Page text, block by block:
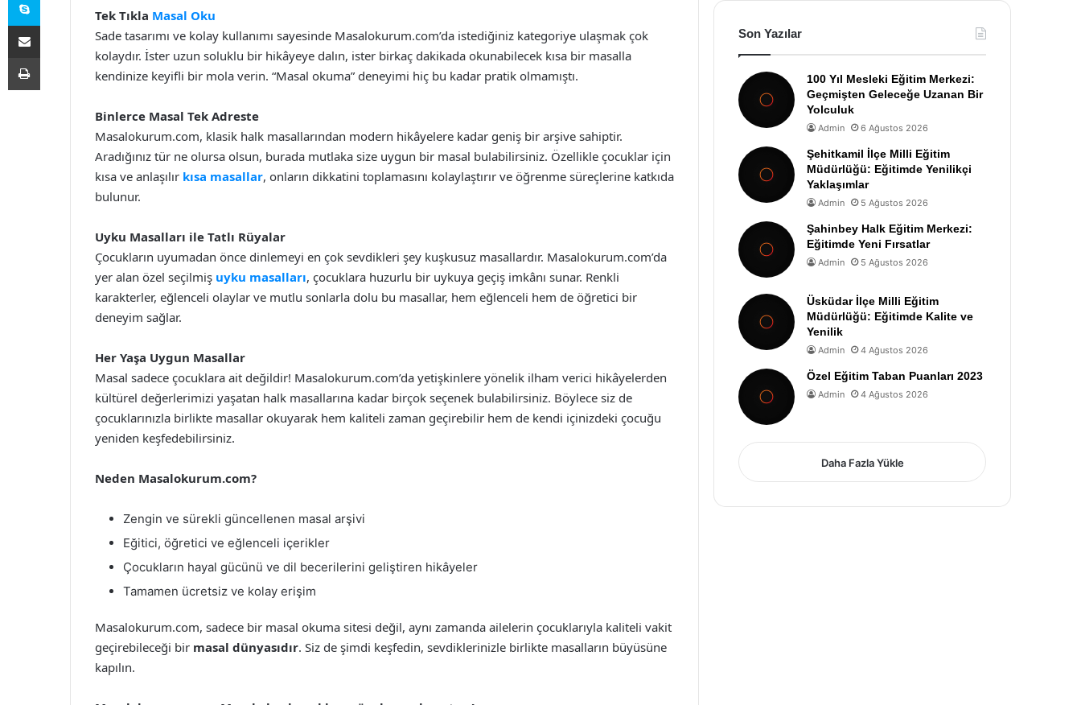
Tek Tıkla Masal Oku
Sade tasarımı ve kolay kullanımı sayesinde Masalokurum.com’da istediğiniz kategoriye ulaşmak çok
kolaydır. İster uzun soluklu bir hikâyeye dalın, ister birkaç dakikada okunabilecek kısa bir masalla
kendinize keyifli bir mola verin. “Masal okuma” deneyimi hiç bu kadar pratik olmamıştı.
Binlerce Masal Tek Adreste
Masalokurum.com, klasik halk masallarından modern hikâyelere kadar geniş bir arşive sahiptir.
Aradığınız tür ne olursa olsun, burada mutlaka size uygun bir masal bulabilirsiniz. Özellikle çocuklar için
kısa ve anlaşılır kısa masallar, onların dikkatini toplamasını kolaylaştırır ve öğrenme süreçlerine katkıda
bulunur.
Uyku Masalları ile Tatlı Rüyalar
Çocukların uyumadan önce dinlemeyi en çok sevdikleri şey kuşkusuz masallardır. Masalokurum.com’da
yer alan özel seçilmiş uyku masalları, çocuklara huzurlu bir uykuya geçiş imkânı sunar. Renkli
karakterler, eğlenceli olaylar ve mutlu sonlarla dolu bu masallar, hem eğlenceli hem de öğretici bir
deneyim sağlar.
Her Yaşa Uygun Masallar
Masal sadece çocuklara ait değildir! Masalokurum.com’da yetişkinlere yönelik ilham verici hikâyelerden
kültürel değerlerimizi yaşatan halk masallarına kadar birçok seçenek bulabilirsiniz. Böylece siz de
çocuklarınızla birlikte masallar okuyarak hem kaliteli zaman geçirebilir hem de kendi içinizdeki çocuğu
yeniden keşfedebilirsiniz.
Neden Masalokurum.com?
Zengin ve sürekli güncellenen masal arşivi
Eğitici, öğretici ve eğlenceli içerikler
Çocukların hayal gücünü ve dil becerilerini geliştiren hikâyeler
Tamamen ücretsiz ve kolay erişim
Masalokurum.com, sadece bir masal okuma sitesi değil, aynı zamanda ailelerin çocuklarıyla kaliteli vakit
geçirebileceği bir masal dünyasıdır. Siz de şimdi keşfedin, sevdiklerinizle birlikte masalların büyüsüne
kapılın.
Son Yazılar
100 Yıl Mesleki Eğitim Merkezi:
Geçmişten Geleceğe Uzanan Bir
Yolculuk
Admin 6 Ağustos 2026
Şehitkamil İlçe Milli Eğitim
Müdürlüğü: Eğitimde Yenilikçi
Yaklaşımlar
Admin 5 Ağustos 2026
Şahinbey Halk Eğitim Merkezi:
Eğitimde Yeni Fırsatlar
Admin 5 Ağustos 2026
Üsküdar İlçe Milli Eğitim
Müdürlüğü: Eğitimde Kalite ve
Yenilik
Admin 4 Ağustos 2026
Özel Eğitim Taban Puanları 2023
Admin 4 Ağustos 2026
Daha Fazla Yükle
E-Posta ile paylaş